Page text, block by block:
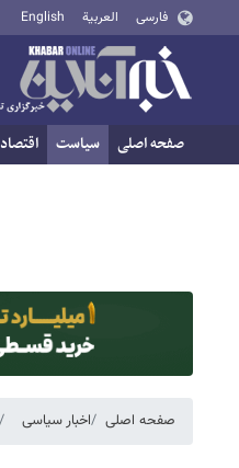
فارسی العربية English
صفحه اصلی سیاست اقتصاد
صفحه اصلی اخبار سیاسی